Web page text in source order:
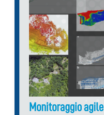
Monitoraggio agile